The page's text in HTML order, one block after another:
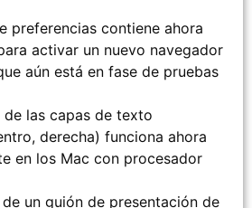
preferencias contiene ahora
activar un nuevo navegador
aún está en fase de pruebas
de las capas de texto
derecha) funciona ahora
en los Mac con procesador
un guión de presentación de